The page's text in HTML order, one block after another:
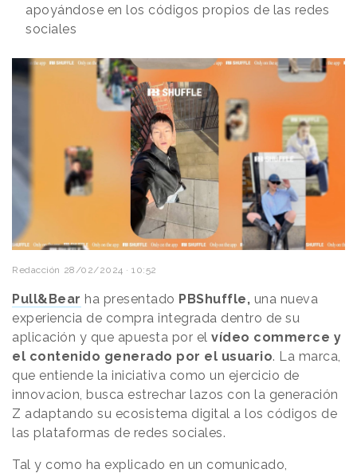
apoyándose en los códigos propios de las redes
sociales
Redacción 28/02/2024 · 10:52
Pull&Bear ha presentado PBShuffle, una nueva
experiencia de compra integrada dentro de su
aplicación y que apuesta por el vídeo commerce y
el contenido generado por el usuario. La marca,
que entiende la iniciativa como un ejercicio de
innovacion, busca estrechar lazos con la generación
Z adaptando su ecosistema digital a los códigos de
las plataformas de redes sociales.
Tal y como ha explicado en un comunicado,